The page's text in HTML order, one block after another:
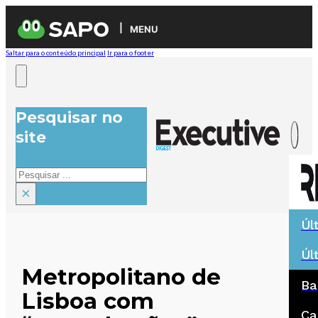
MENU
Saltar para o conteúdo principal Ir para o footer
Pesquisar no
site
Pesquisar
×
Metropolitano de
Lisboa com